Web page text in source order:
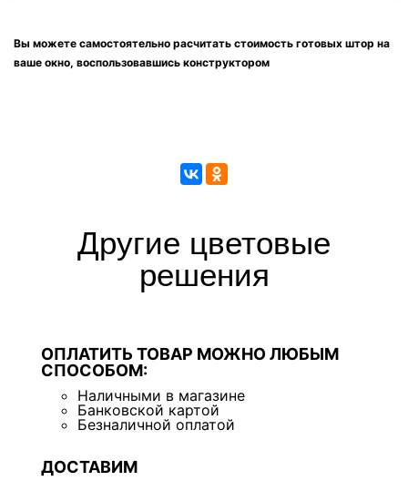
Вы можете самостоятельно расчитать стоимость готовых штор на
ваше окно, воспользовавшись конструктором
Другие цветовые
решения
ОПЛАТИТЬ ТОВАР МОЖНО ЛЮБЫМ
СПОСОБОМ:
Наличными в магазине
Банковской картой
Безналичной оплатой
ДОСТАВИМ